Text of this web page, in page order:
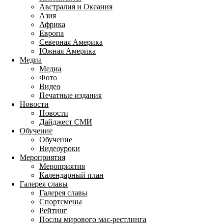
Австралия и Океания
Азия
Африка
Европа
Северная Америка
Южная Америка
Медиа
Медиа
Фото
Видео
Печатные издания
Новости
Новости
Дайджест СМИ
Обучение
Обучение
Видеоуроки
Мероприятия
Мероприятия
Календарный план
Галерея славы
Галерея славы
Спортсмены
Рейтинг
Послы мирового мас-рестлинга